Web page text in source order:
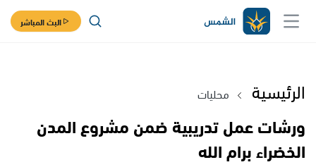
البث المباشر
الرئيسية محليات
ورشات عمل تدريبية ضمن مشروع المدن
الخضراء برام الله